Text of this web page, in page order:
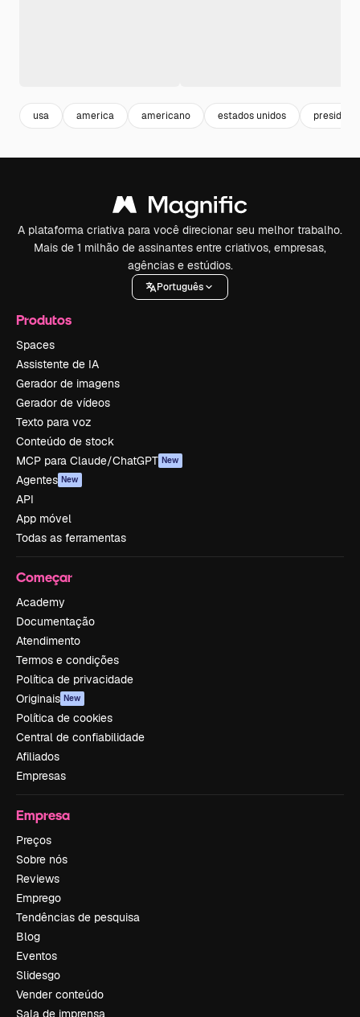
usa america americano estados unidos
A plataforma criativa para você direcionar seu melhor trabalho.
Mais de 1 milhão de assinantes entre criativos, empresas,
agências e estúdios.
Português
Produtos
Spaces
Assistente de IA
Gerador de imagens
Gerador de vídeos
Texto para voz
Conteúdo de stock
MCP para Claude/ChatGPT New
Agentes New
API
App móvel
Todas as ferramentas
Começar
Academy
Documentação
Atendimento
Termos e condições
Política de privacidade
Originais New
Política de cookies
Central de confiabilidade
Afiliados
Empresas
Empresa
Preços
Sobre nós
Reviews
Emprego
Tendências de pesquisa
Blog
Eventos
Slidesgo
Vender conteúdo
Sala de imprensa